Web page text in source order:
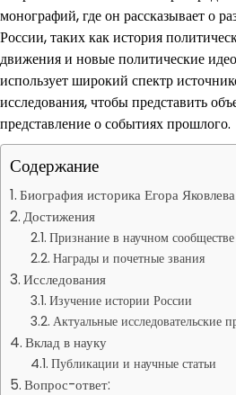
монографий, где он рассказывает о
России, таких как история
движения и новые политические
использует широкий спектр
исследования, чтобы представить
представление о событиях прошлого.
Содержание
Биография историка Егора Яковлева
Достижения
Признание в научном сообществе
Награды и почетные звания
Исследования
Изучение истории России
Актуальные исследовательские
Вклад в науку
Публикации и научные статьи
Вопрос-ответ: